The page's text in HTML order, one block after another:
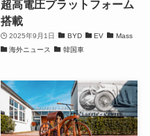
超高電圧プラットフォーム
搭載
2025年9月1日 BYD EV
Mass
海外ニュース
韓国車